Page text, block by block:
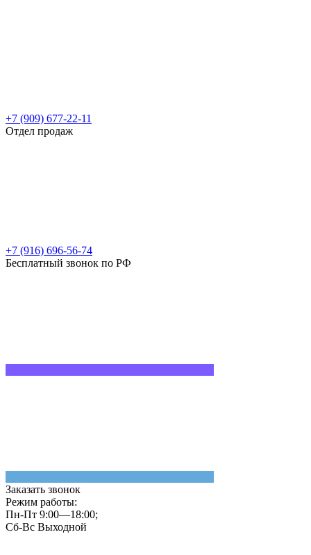
+7 (909) 677-22-11
Отдел продаж
+7 (916) 696-56-74
Бесплатный звонок по РФ
Заказать звонок
Режим работы:
Пн-Пт 9:00—18:00;
Сб-Вс Выходной